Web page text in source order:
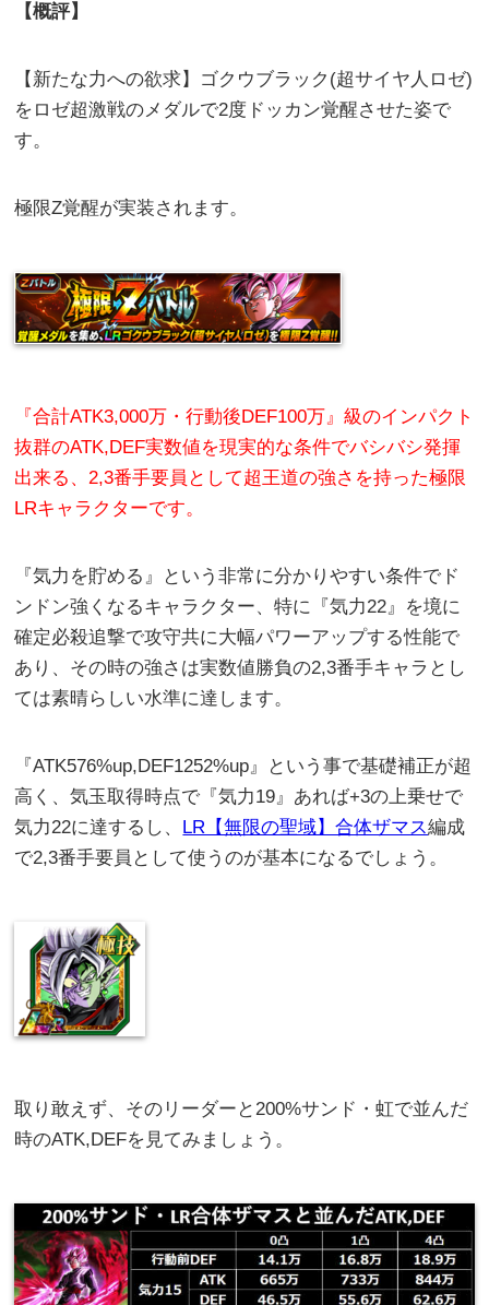
【概評】
【新たな力への欲求】ゴクウブラック(超サイヤ人ロゼ)
をロゼ超激戦のメダルで2度ドッカン覚醒させた姿で
す。
極限Z覚醒が実装されます。
『合計ATK3,000万・行動後DEF100万』級のインパクト
抜群のATK,DEF実数値を現実的な条件でバシバシ発揮
出来る、2,3番手要員として超王道の強さを持った極限
LRキャラクターです。
『気力を貯める』という非常に分かりやすい条件でド
ンドン強くなるキャラクター、特に『気力22』を境に
確定必殺追撃で攻守共に大幅パワーアップする性能で
あり、その時の強さは実数値勝負の2,3番手キャラとし
ては素晴らしい水準に達します。
『ATK576%up,DEF1252%up』という事で基礎補正が超
高く、気玉取得時点で『気力19』あれば+3の上乗せで
気力22に達するし、
LR【無限の聖域】合体ザマス編成
で2,3番手要員として使うのが基本になるでしょう。
取り敢えず、そのリーダーと200%サンド・虹で並んだ
時のATK,DEFを見てみましょう。